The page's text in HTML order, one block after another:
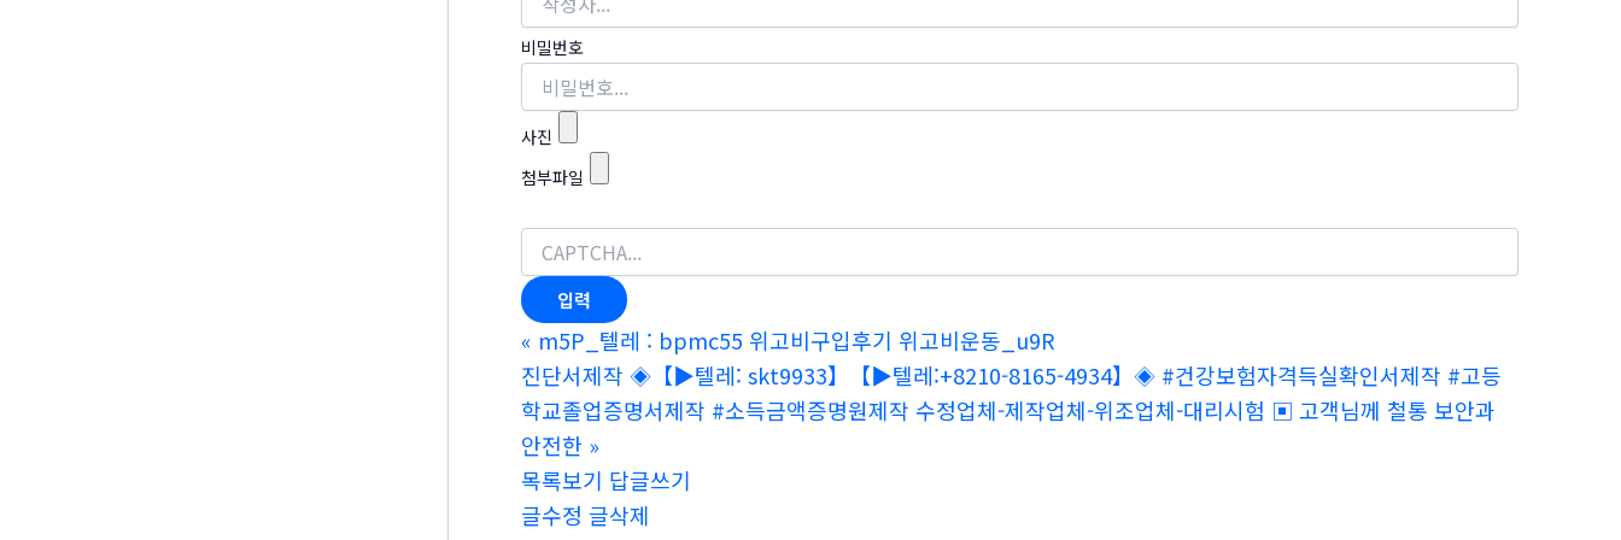
비밀번호
사진
첨부파일
« m5P_텔레 : bpmc55 위고비구입후기 위고비운동_u9R
진단서제작 ◈【▶텔레: skt9933】【▶텔레:+8210-8165-4934】◈ #건강보험자격득실확인서제작 #고등
학교졸업증명서제작 #소득금액증명원제작 수정업체-제작업체-위조업체-대리시험 ▣ 고객님께 철통 보안과
안전한 »
목록보기 답글쓰기
글수정 글삭제